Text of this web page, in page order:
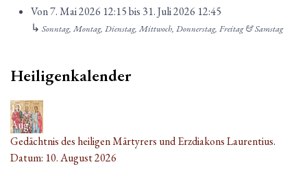
Von7. Mai 2026 12:15bis 31. Juli 2026 12:45
↳ Sonntag, Montag, Dienstag, Mittwoch, Donnerstag, Freitag & Samstag
Heiligenkalender
10
Aug.
Gedächtnis des heiligen Märtyrers und Erzdiakons Laurentius.
Datum: 10. August 2026